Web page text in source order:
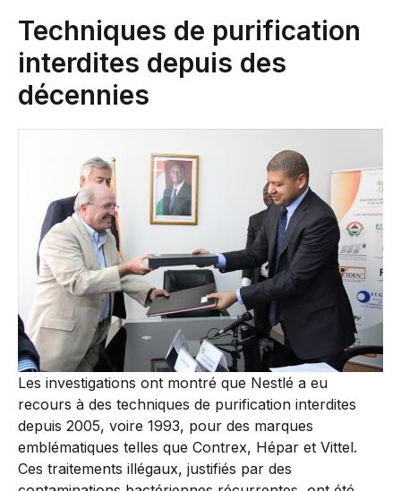
Techniques de purification
interdites depuis des
décennies
Les investigations ont montré que Nestlé a eu
recours à des techniques de purification interdites
depuis 2005, voire 1993, pour des marques
emblématiques telles que Contrex, Hépar et Vittel.
Ces traitements illégaux, justifiés par des